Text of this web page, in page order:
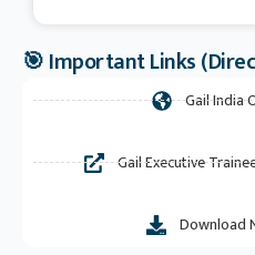
🎯 Important Links
Gail India
Gail Executive
Download